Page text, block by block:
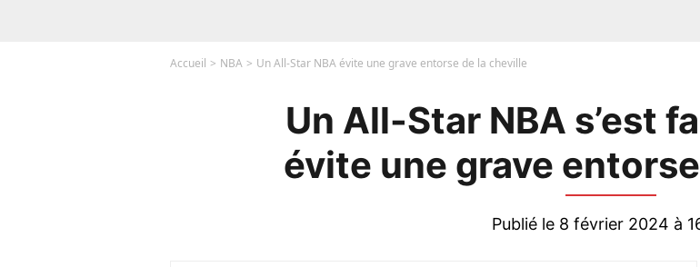
Accueil NBA Un All-Star NBA évite une grave entorse de la cheville
Un All-Star NBA s’est
évite une grave
Publié le 8 février 2024 à